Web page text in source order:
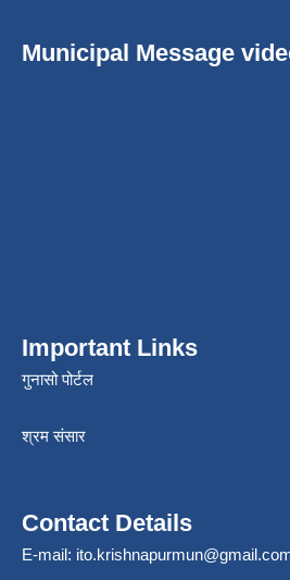
Municipal Message
Important Links
गुनासो पोर्टल
श्रम संसार
Contact Details
E-mail: